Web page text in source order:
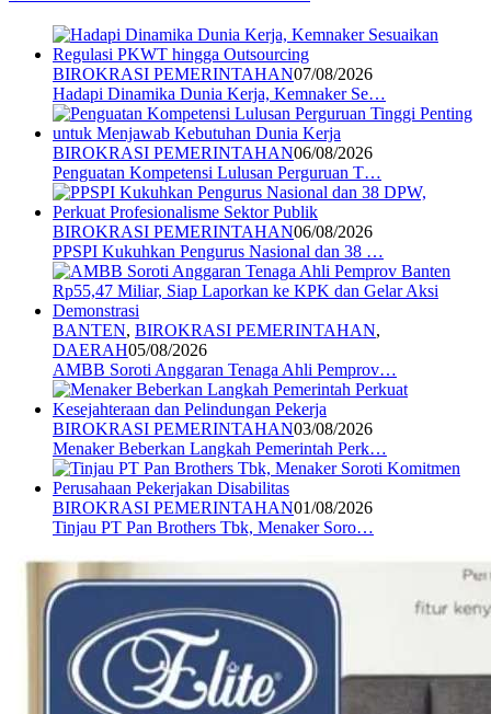
BIROKRASI PEMERINTAHAN07/08/2026
Hadapi Dinamika Dunia Kerja, Kemnaker Se…
BIROKRASI PEMERINTAHAN06/08/2026
Penguatan Kompetensi Lulusan Perguruan T…
BIROKRASI PEMERINTAHAN06/08/2026
PPSPI Kukuhkan Pengurus Nasional dan 38 …
BANTEN, BIROKRASI PEMERINTAHAN,
DAERAH05/08/2026
AMBB Soroti Anggaran Tenaga Ahli Pemprov…
BIROKRASI PEMERINTAHAN03/08/2026
Menaker Beberkan Langkah Pemerintah Perk…
BIROKRASI PEMERINTAHAN01/08/2026
Tinjau PT Pan Brothers Tbk, Menaker Soro…